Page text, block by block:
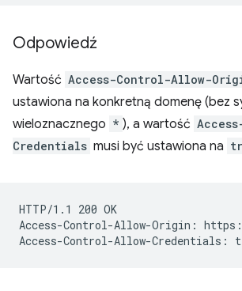
Odpowiedź
Wartość Access-Control-Allow-
ustawiona na konkretną domenę (bez
wieloznacznego * ), a wartość
Credentials musi być ustawiona na
HTTP/1.1 200 OK
Access-Control-Allow-Origin: